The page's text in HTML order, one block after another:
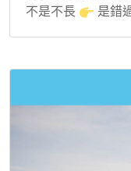
不是不長
是錯